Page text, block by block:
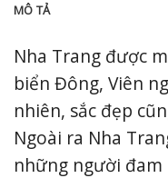
MÔ TẢ
Nha Trang được
biển Đông, Viên
nhiên, sắc đẹp
Ngoài ra Nha
những người